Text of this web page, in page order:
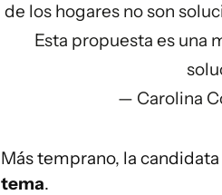
de los hogares no son
Esta propuesta es una
— Carolina
Más temprano, la
tema.